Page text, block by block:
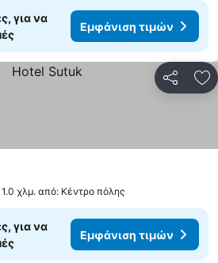
για να
Εμφάνιση τιμών
1.0 χλμ. από: Κέντρο πόλης
για να
Εμφάνιση τιμών